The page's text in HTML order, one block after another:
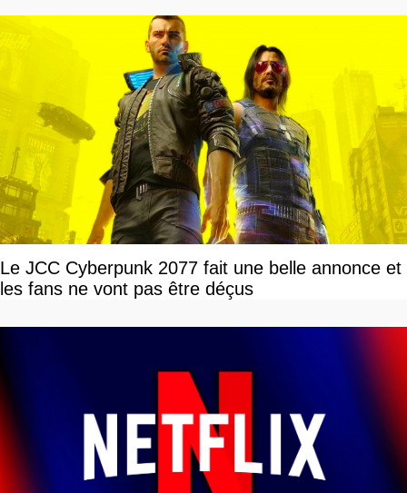
Le JCC Cyberpunk 2077 fait une belle annonce et
les fans ne vont pas être déçus